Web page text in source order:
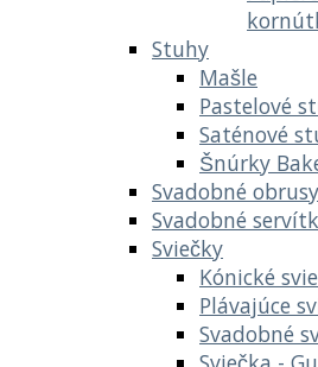
Stuhy
Mašle
Pastelové
Saténové
Šnúrky
Svadobné obrusy
Svadobné
Sviečky
Kónické
Plávajúce
Svadobné